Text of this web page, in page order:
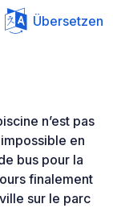
Übersetzen
n’est pas
en
bus pour la
finalement
sur le parc